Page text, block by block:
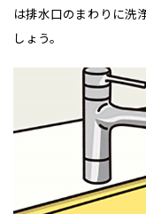
は排水口のまわりに洗
しょう。